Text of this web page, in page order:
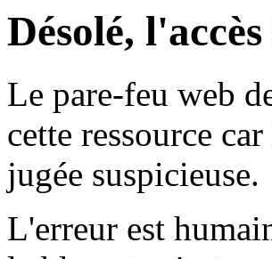
Désolé,
Le pare-feu web
cette ressource
jugée suspicieuse.
L'erreur est